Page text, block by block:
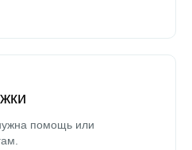
помощь или